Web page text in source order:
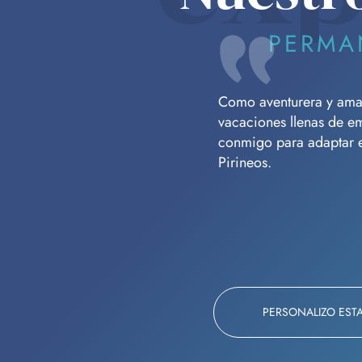
Como aventurera y
vacaciones llenas de
conmigo para adaptar
Pirineos.
PERSONALIZO